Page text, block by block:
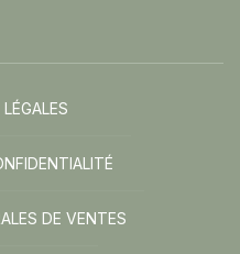
DE VENTES